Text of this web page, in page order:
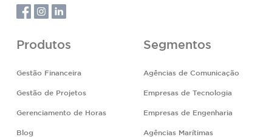
Produtos
Gestão Financeira
Gestão de Projetos
Gerenciamento de Horas
Blog
Segmentos
Agências de Comunicação
Empresas de Tecnologia
Empresas de Engenharia
Agências Marítimas